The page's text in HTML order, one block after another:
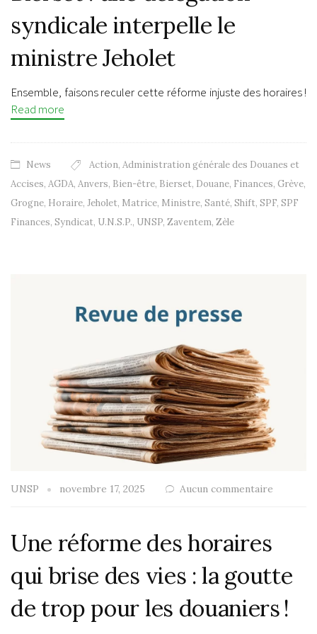
syndicale interpelle le
ministre Jeholet
Ensemble, faisons reculer cette réforme injuste des horaires !
Read more
News Action, Administration générale des Douanes et
Accises, AGDA, Anvers, Bien-être, Bierset, Douane, Finances, Grève,
Grogne, Horaire, Jeholet, Matrice, Ministre, Santé, Shift, SPF, SPF
Finances, Syndicat, U.N.S.P., UNSP, Zaventem, Zèle
UNSP novembre 17, 2025 Aucun commentaire
Une réforme des horaires
qui brise des vies : la goutte
de trop pour les douaniers !